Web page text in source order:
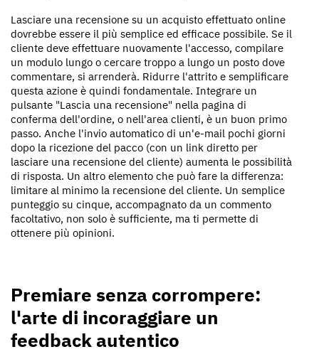
Lasciare una recensione su un acquisto effettuato online
dovrebbe essere il più semplice ed efficace possibile. Se il
cliente deve effettuare nuovamente l'accesso, compilare
un modulo lungo o cercare troppo a lungo un posto dove
commentare, si arrenderà. Ridurre l'attrito e semplificare
questa azione è quindi fondamentale. Integrare un
pulsante "Lascia una recensione" nella pagina di
conferma dell'ordine, o nell'area clienti, è un buon primo
passo. Anche l'invio automatico di un'e-mail pochi giorni
dopo la ricezione del pacco (con un link diretto per
lasciare una recensione del cliente) aumenta le possibilità
di risposta. Un altro elemento che può fare la differenza:
limitare al minimo la recensione del cliente. Un semplice
punteggio su cinque, accompagnato da un commento
facoltativo, non solo è sufficiente, ma ti permette di
ottenere più opinioni.
Premiare senza corrompere:
l'arte di incoraggiare un
feedback autentico